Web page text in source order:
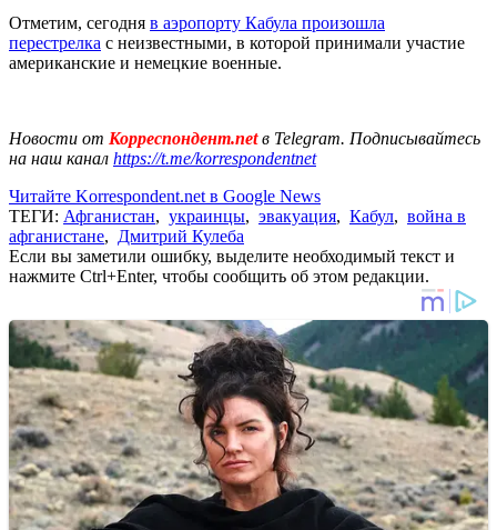
Отметим, сегодня в аэропорту Кабула произошла
перестрелка с неизвестными, в которой принимали участие
американские и немецкие военные.
Новости от Корреспондент.netв Telegram. Подписывайтесь
на наш канал https://t.me/korrespondentnet
Читайте Korrespondent.net в Google News
ТЕГИ: Афганистан, украинцы, эвакуация, Кабул, война в
афганистане, Дмитрий Кулеба
Если вы заметили ошибку, выделите необходимый текст и
нажмите Ctrl+Enter, чтобы сообщить об этом редакции.